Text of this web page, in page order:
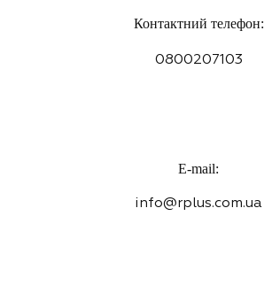
Контактний телефон:
0800207103
E-mail:
info@rplus.com.ua